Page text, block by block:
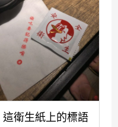
這衛生紙上的標語